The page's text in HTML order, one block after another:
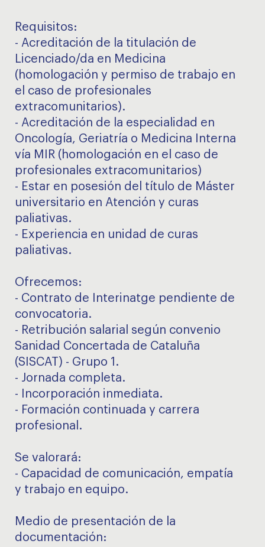
Requisitos:
- Acreditación de la titulación de
Licenciado/da en Medicina
(homologación y permiso de trabajo en
el caso de profesionales
extracomunitarios).
- Acreditación de la especialidad en
Oncología, Geriatría o Medicina Interna
vía MIR (homologación en el caso de
profesionales extracomunitarios)
- Estar en posesión del título de Máster
universitario en Atención y curas
paliativas.
- Experiencia en unidad de curas
paliativas.
Ofrecemos:
- Contrato de Interinatge pendiente de
convocatoria.
- Retribución salarial según convenio
Sanidad Concertada de Cataluña
(SISCAT) - Grupo 1.
- Jornada completa.
- Incorporación inmediata.
- Formación continuada y carrera
profesional.
Se valorará:
- Capacidad de comunicación, empatía
y trabajo en equipo.
Medio de presentación de la
documentación: